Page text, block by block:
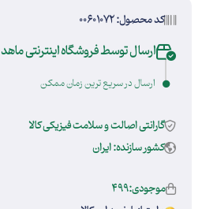
کد محصول: 00601072
ارسال توسط فروشگاه اینترنتی ماهد
ارسال در سریع ترین زمان ممکن
گارانتی اصالت و سلامت فیزیکی کالا
کشور سازنده: ایران
موجودی:499